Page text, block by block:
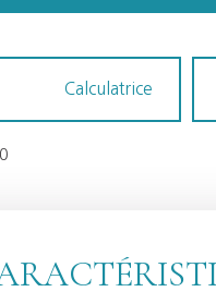
Calculatrice